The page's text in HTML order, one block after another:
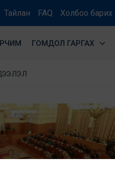
Тайлан FAQ Холбоо барих
ГОМДОЛ ГАРГАХ